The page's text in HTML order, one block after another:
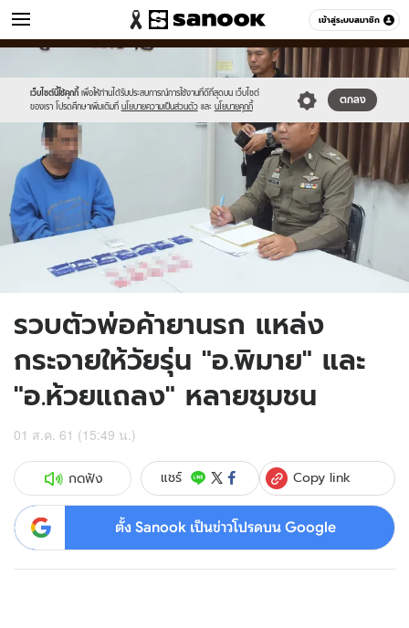
เข้าสู่ระบบสมาชิก
ข่าว หมวดอื่นๆ
เว็บไซต์นี้ใช้คุกกี้ เพื่อให้ท่านได้รับประสบการณ์การใช้งานที่ดีที่สุดบน เว็บไซต์
ของเรา โปรดศึกษาเพิ่มเติมที่ นโยบายความเป็นส่วนตัว และ นโยบายคุกกี้
ตกลง
Sanook
//s.isanook.com/sr/0/images/logo-
new-
sanook.png
//s.isanook.com/ns/0/ud/1479/7398978/4386985.jpg
รวบตัวพ่อค้ายานรก แหล่ง
กระจายให้วัยรุ่น "อ.พิมาย" และ
"อ.ห้วยแถลง" หลายชุมชน
01 ส.ค. 61 (15:49 น.)
กดฟัง แชร์ Copy link
ตั้ง Sanook เป็นข่าวโปรดบน Google